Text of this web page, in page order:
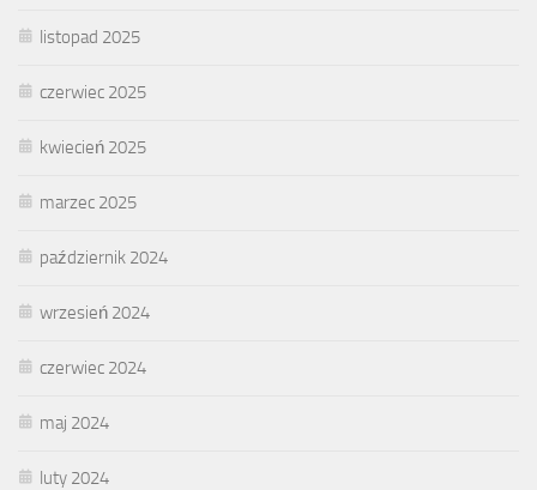
listopad 2025
czerwiec 2025
kwiecień 2025
marzec 2025
październik 2024
wrzesień 2024
czerwiec 2024
maj 2024
luty 2024